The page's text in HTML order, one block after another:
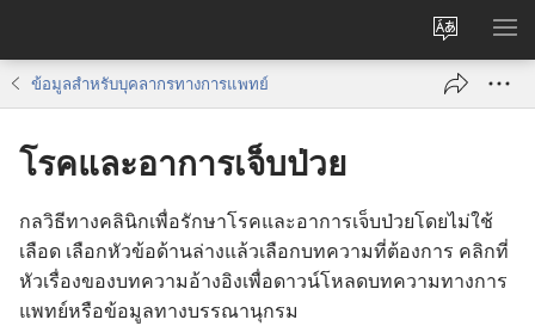
เปลี่ยน
ภาษา
แส
ข้อมูล​สำหรับ​บุคลากร​ทาง​การ​แพทย์
โรคและอาการเจ็บป่วย
กลวิธี​ทาง​คลินิก​เพื่อ​รักษา​โรค​และ​อาการ​เจ็บ​ป่วย​โดย​ไม่​ใช้​
เลือด เลือก​หัวข้อ​ด้าน​ล่าง​แล้ว​เลือก​บทความ​ที่​ต้องการ คลิก​ที่​
หัวเรื่อง​ของ​บทความ​อ้างอิง​เพื่อ​ดาวน์​โหลด​บทความ​ทาง​การ​
แพทย์​หรือ​ข้อมูล​ทาง​บรรณานุกรม